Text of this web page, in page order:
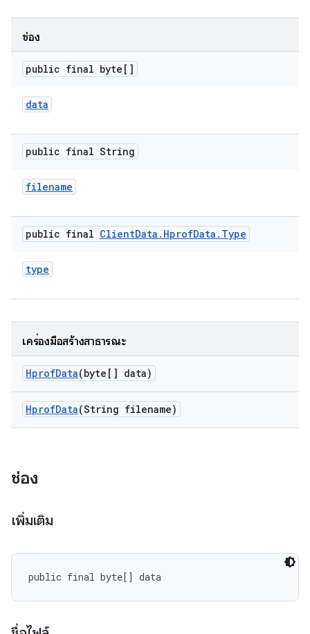
ช่อง
public final byte[]
data
public final String
filename
public final ClientData . HprofData . Type
type
เครื่องมือสร้างสาธารณะ
HprofData(byte[] data)
HprofData(String filename)
ช่อง
เพิ่มเติม
public final byte[] data